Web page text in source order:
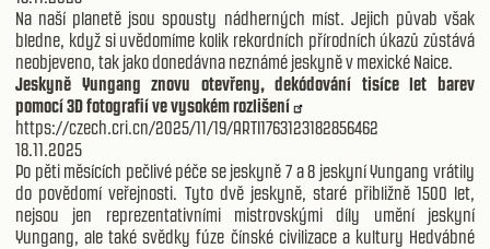
Na naší planetě jsou spousty nádherných míst. Jejich půvab však
bledne, když si uvědomíme kolik rekordních přírodních úkazů zůstává
neobjeveno, tak jako donedávna neznámé jeskyně v mexické Naice.
Jeskyně Yungang znovu otevřeny, dekódování tisíce let barev
pomocí 3D fotografií ve vysokém rozlišení
https://czech.cri.cn/2025/11/19/ARTI1763123182856462
18.11.2025
Po pěti měsících pečlivé péče se jeskyně 7 a 8 jeskyní Yungang vrátily
do povědomí veřejnosti. Tyto dvě jeskyně, staré přibližně 1500 let,
nejsou jen reprezentativními mistrovskými díly umění jeskyní
Yungang, ale také svědky fúze čínské civilizace a kultury Hedvábné